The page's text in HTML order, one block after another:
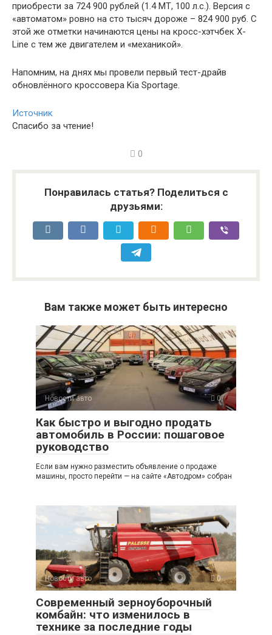
приобрести за 724 900 рублей (1.4 МТ, 100 л.с.). Версия с
«автоматом» ровно на сто тысяч дороже – 824 900 руб. С
этой же отметки начинаются цены на кросс-хэтчбек X-
Line с тем же двигателем и «механикой».
Напомним, на днях мы провели первый тест-драйв
обновлённого кроссовера Kia Sportage.
Источник
Спасибо за чтение!
0
Понравилась статья? Поделиться с
друзьями:
Вам также может быть интересно
Новости авто 0
Как быстро и выгодно продать
автомобиль в России: пошаговое
руководство
Если вам нужно разместить объявление о продаже
машины, просто перейти — на сайте «Автодром» собран
Новости авто 0
Современный зерноуборочный
комбайн: что изменилось в
технике за последние годы